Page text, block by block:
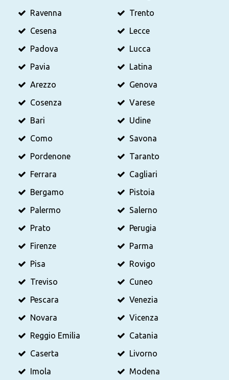
Ravenna
Trento
Cesena
Lecce
Padova
Lucca
Pavia
Latina
Arezzo
Genova
Cosenza
Varese
Bari
Udine
Como
Savona
Pordenone
Taranto
Ferrara
Cagliari
Bergamo
Pistoia
Palermo
Salerno
Prato
Perugia
Firenze
Parma
Pisa
Rovigo
Treviso
Cuneo
Pescara
Venezia
Novara
Vicenza
Reggio Emilia
Catania
Caserta
Livorno
Imola
Modena